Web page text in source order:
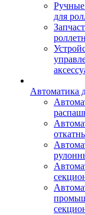
для
Автоматика